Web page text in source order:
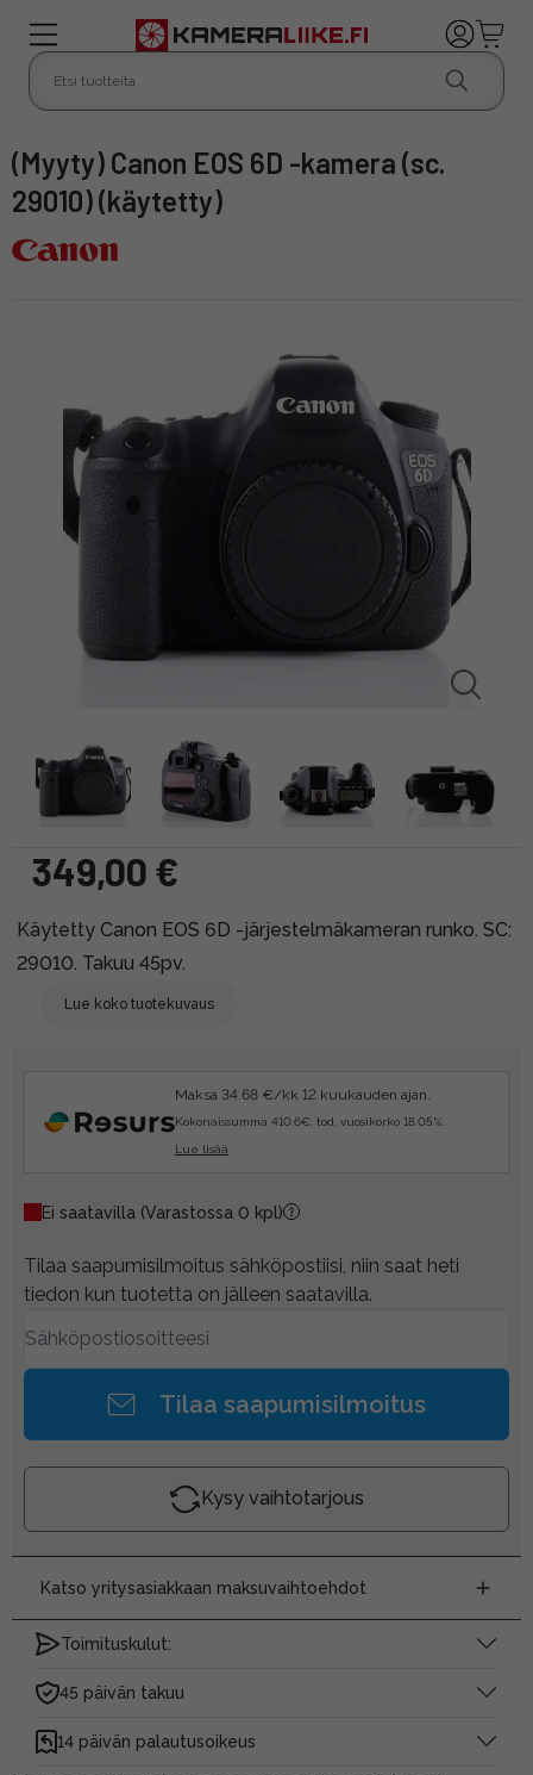
(Myyty) Canon EOS 6D -kamera (sc.
29010) (käytetty)
349,00 €
Käytetty Canon EOS 6D -järjestelmäkameran runko. SC:
29010. Takuu 45pv.
Lue koko tuotekuvaus
Maksa 34.68 €/kk 12 kuukauden ajan.
Kokonaissumma 410.6€, tod. vuosikorko 18.05%.
Lue lisää
Ei saatavilla (Varastossa 0 kpl)
Tilaa saapumisilmoitus sähköpostiisi, niin saat heti
tiedon kun tuotetta on jälleen saatavilla.
Tilaa saapumisilmoitus
Kysy vaihtotarjous
Katso yritysasiakkaan maksuvaihtoehdot
Toimituskulut:
45 päivän takuu
14 päivän palautusoikeus